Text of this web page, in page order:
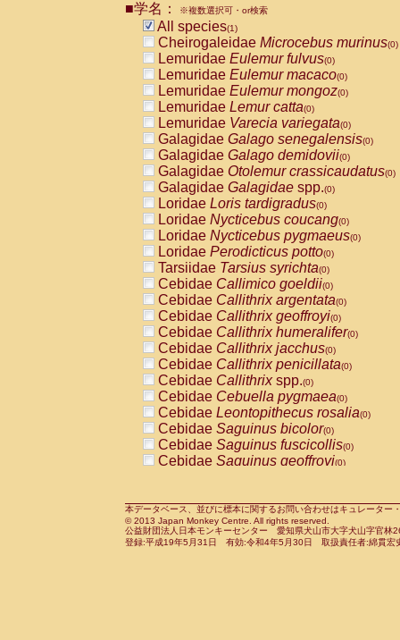
CebidaeCebus nigrivittatus
CebidaeCebus
CebidaeSaimiri boliviensis(0)
CebidaeSaimiri sciureus(0)
AtelidaeAlouatta caraya(0)
AtelidaeAlouatta fusca(0)
AtelidaeAlouatta seniculus
AtelidaeAlouattaspp.(0)
AtelidaeAteles belzebuth(0)
AtelidaeAteles geoffroyi(0)
AtelidaeAteles paniscus(0)
AtelidaeAtelesspp.(0)
Atelidae Lagothrix lagothricha
AtelidaeLagothrix lagothricha cana
PitheciidaeCacajao calvus
PitheciidaeCallicebus cupreus
PitheciidaeCallicebus donacophilus
PitheciidaeCallicebus moloch
PitheciidaeCallicebus torquatus
PitheciidaeCallicebusspp.(0)
PitheciidaeChiropotes satanas(0)
PitheciidaePithecia monachus
PitheciidaePithecia pithecia(0)
CercopithecidaeCercocebus agilis
CercopithecidaeCercocebus
CercopithecidaeCercocebus
CercopithecidaeCercocebus
CercopithecidaeCercocebus
CercopithecidaeCercocebushybrid
CercopithecidaePapio anubis(0)
CercopithecidaePapio cynocephalus
CercopithecidaePapio hamadryas(0)
■学名： ※複数選択可・or検索
All species(1)
Cheirogaleidae Microcebus murinus(0)
Lemuridae Eulemur fulvus(0)
Lemuridae Eulemur macaco(0)
Lemuridae Eulemur mongoz(0)
Lemuridae Lemur catta(0)
Lemuridae Varecia variegata(0)
Galagidae Galago senegalensis(0)
Galagidae Galago demidovii(0)
Galagidae Otolemur crassicaudatus(0)
Galagidae Galagidae spp.(0)
Loridae Loris tardigradus(0)
Loridae Nycticebus coucang(0)
Loridae Nycticebus pygmaeus(0)
Loridae Perodicticus potto(0)
Tarsiidae Tarsius syrichta(0)
Cebidae Callimico goeldii(0)
Cebidae Callithrix argentata(0)
Cebidae Callithrix geoffroyi(0)
Cebidae Callithrix humeralifer(0)
Cebidae Callithrix jacchus(0)
Cebidae Callithrix penicillata(0)
Cebidae Callithrixspp.(0)
Cebidae Cebuella pygmaea(0)
Cebidae Leontopithecus rosalia(0)
Cebidae Saguinus bicolor(0)
Cebidae Saguinus fuscicollis(0)
Cebidae Saguinus geoffroyi(0)
CebidaeSaguinus leucopus(0)
CebidaeSaguinus midas(0)
Cebidae Saguinus mystax(0)
本データベース、並びに標本に関するお問い合わせはキュレータ
© 2013 Japan Monkey Centre. All rights reserved.
公益財団法人日本モンキーセンター 愛知県犬山市大字犬山字官
登録:平成19年5月31日 有効:令和4年5月30日 取扱責任者:綿貫宏